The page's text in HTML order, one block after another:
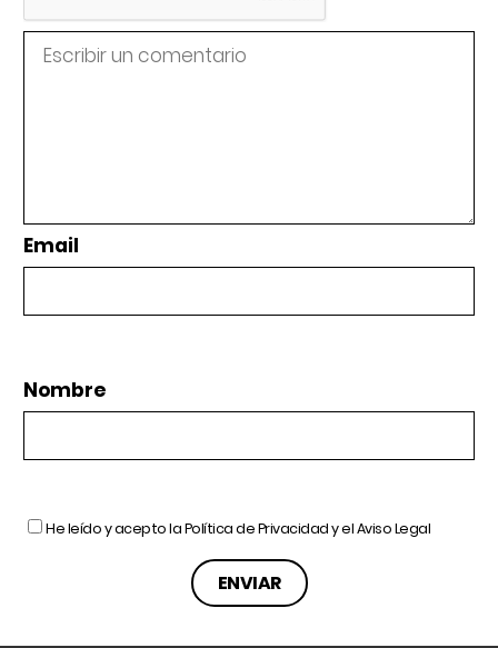
Email
Nombre
He leído y acepto laPolítica de Privacidady elAviso Legal